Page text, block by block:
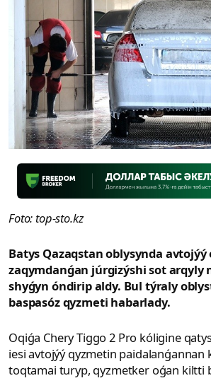
Foto: top-sto.kz
Batys Qazaqstan oblysynda
zaqymdanǵan júrgizýshi sot arqyly
shyǵyn óndirip aldy. Bul týraly
baspasóz qyzmeti habarlady.
Oqiǵa Chery Tiggo 2 Pro kóligine
iesi avtojýý qyzmetin paidalanǵannan
toqtamai turyp, qyzmetker oǵan kiltti